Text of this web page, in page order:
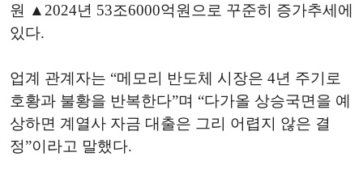
원 ▲2024년 53조6000억원으로 꾸준히 증가추세에
있다.
업계 관계자는 “메모리 반도체 시장은 4년 주기로
호황과 불황을 반복한다”며 “다가올 상승국면을 예
상하면 계열사 자금 대출은 그리 어렵지 않은 결
정”이라고 말했다.